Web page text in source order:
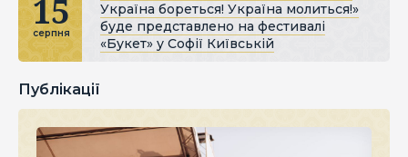
15
серпня
Україна бореться! Україна молиться!»
буде представлено на фестивалі
«Букет» у Софії Київській
Публікації